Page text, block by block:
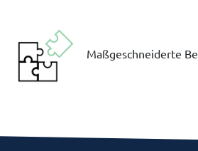
Maßgeschneiderte